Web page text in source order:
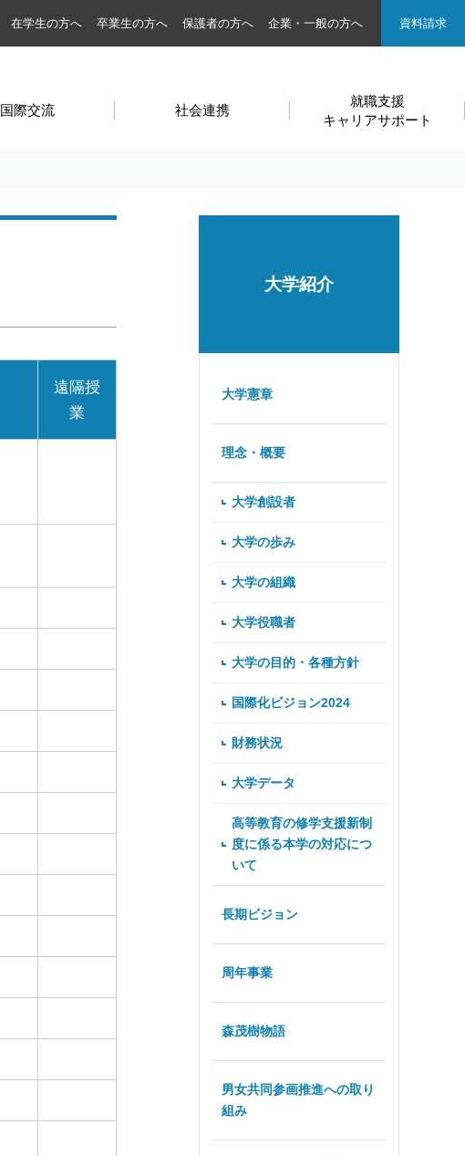
国際交流 社会連携
就職支援
キャリアサポート
在学生の方へ 卒業生の方へ 保護者の方へ 企業・一般の方へ 資料請求
遠隔授
業
大学紹介
大学憲章
理念・概要
大学創設者
大学の歩み
大学の組織
大学役職者
大学の目的・各種方針
国際化ビジョン2024
財務状況
大学データ
高等教育の修学支援新制
度に係る本学の対応につ
いて
長期ビジョン
周年事業
森茂樹物語
男女共同参画推進への取り
組み